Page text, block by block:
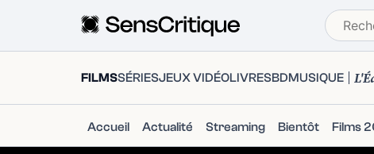
FILMSSÉRIESJEUX VIDÉOLIVRESBDMUSIQUE
Accueil Actualité Streaming Bientôt Films